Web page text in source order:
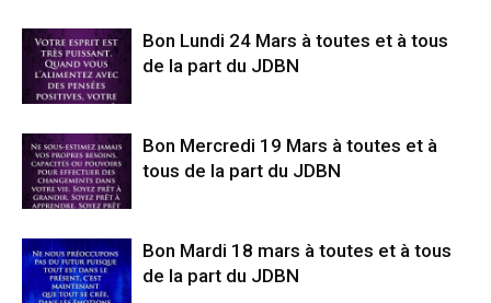
Bon Lundi 24 Mars à toutes et à tous
de la part du JDBN
Bon Mercredi 19 Mars à toutes et à
tous de la part du JDBN
Bon Mardi 18 mars à toutes et à tous
de la part du JDBN